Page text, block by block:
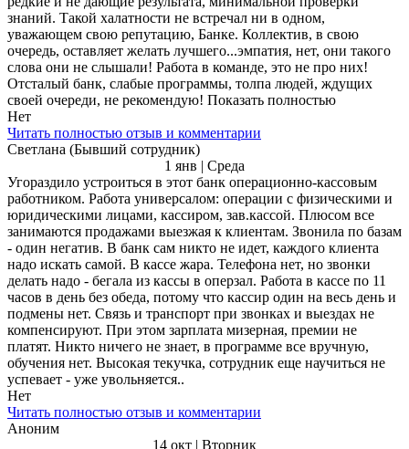
знаний. Такой халатности не встречал ни в одном,
уважающем свою репутацию, Банке. Коллектив, в свою
очередь, оставляет желать лучшего...эмпатия, нет, они такого
слова они не слышали! Работа в команде, это не про них!
Отсталый банк, слабые программы, толпа людей, ждущих
своей очереди, не рекомендую! Показать полностью
Нет
Читать полностью отзыв и комментарии
Светлана (Бывший сотрудник)
1 янв | Среда
Угораздило устроиться в этот банк операционно-кассовым
работником. Работа универсалом: операции с физическими и
юридическими лицами, кассиром, зав.кассой. Плюсом все
занимаются продажами выезжая к клиентам. Звонила по базам
- один негатив. В банк сам никто не идет, каждого клиента
надо искать самой. В кассе жара. Телефона нет, но звонки
делать надо - бегала из кассы в оперзал. Работа в кассе по 11
часов в день без обеда, потому что кассир один на весь день и
подмены нет. Связь и транспорт при звонках и выездах не
компенсируют. При этом зарплата мизерная, премии не
платят. Никто ничего не знает, в программе все вручную,
обучения нет. Высокая текучка, сотрудник еще научиться не
успевает - уже увольняется..
Нет
Читать полностью отзыв и комментарии
Аноним
14 окт | Вторник